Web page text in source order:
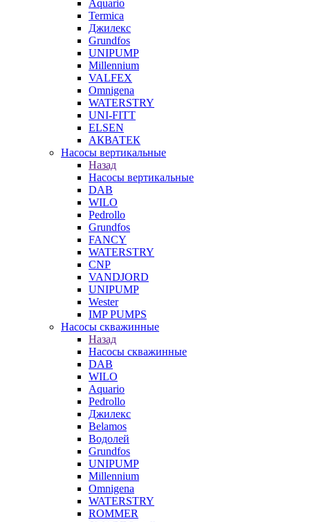
Aquario
Termica
Джилекс
Grundfos
UNIPUMP
Millennium
VALFEX
Omnigena
WATERSTRY
UNI-FITT
ELSEN
АКВАТЕК
Насосы вертикальные
Назад
Насосы вертикальные
DAB
WILO
Pedrollo
Grundfos
FANCY
WATERSTRY
CNP
VANDJORD
UNIPUMP
Wester
IMP PUMPS
Насосы скважинные
Назад
Насосы скважинные
DAB
WILO
Aquario
Pedrollo
Джилекс
Belamos
Водолей
Grundfos
UNIPUMP
Millennium
Omnigena
WATERSTRY
ROMMER